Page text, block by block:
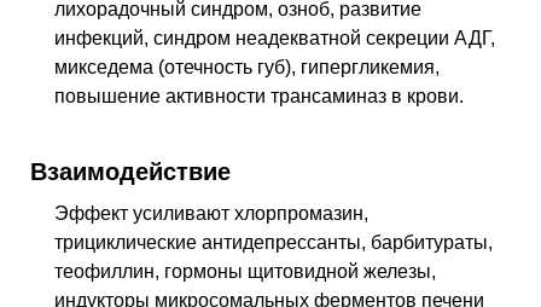
лихорадочный синдром, озноб, развитие
инфекций, синдром неадекватной секреции АДГ,
микседема (отечность губ), гипергликемия,
повышение активности трансаминаз в крови.
Взаимодействие
Эффект усиливают хлорпромазин,
трициклические антидепрессанты, барбитураты,
теофиллин, гормоны щитовидной железы,
индукторы микросомальных ферментов печени